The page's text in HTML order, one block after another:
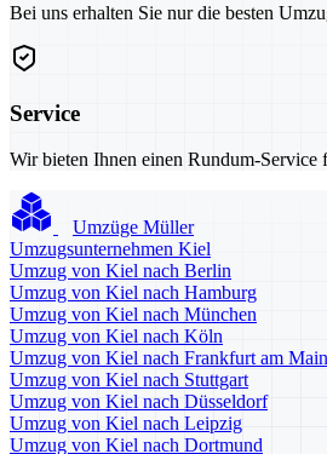
Bei uns erhalten Sie nur die besten
Service
Wir bieten Ihnen einen Rundum-Service
Umzüge Müller
Umzugsunternehmen Kiel
Umzug von Kiel nach Berlin
Umzug von Kiel nach Hamburg
Umzug von Kiel nach München
Umzug von Kiel nach Köln
Umzug von Kiel nach Frankfurt am Main
Umzug von Kiel nach Stuttgart
Umzug von Kiel nach Düsseldorf
Umzug von Kiel nach Leipzig
Umzug von Kiel nach Dortmund